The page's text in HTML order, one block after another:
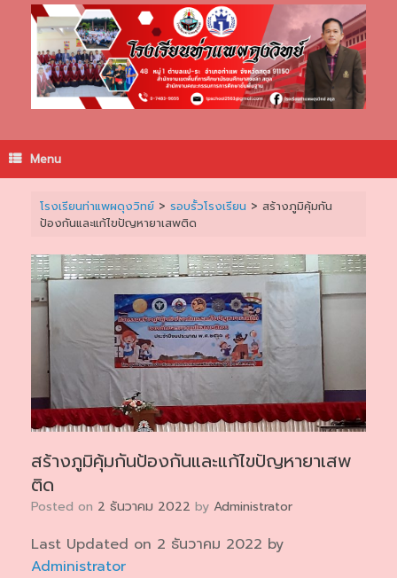
Menu
โรงเรียนท่าแพผดุงวิทย์> รอบรั้วโรงเรียน > สร้างภูมิคุ้มกัน
ป้องกันและแก้ไขปัญหายาเสพติด
สร้างภูมิคุ้มกันป้องกันและแก้ไขปัญหายาเสพ
ติด
Posted on 2 ธันวาคม 2022 by Administrator
Last Updated on 2 ธันวาคม 2022 by
Administrator